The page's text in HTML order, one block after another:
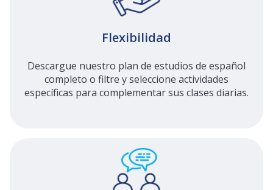
Flexibilidad
Descargue nuestro plan de estudios de español
completo o filtre y seleccione actividades
específicas para complementar sus clases diarias.